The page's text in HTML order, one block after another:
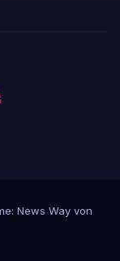
News Way von